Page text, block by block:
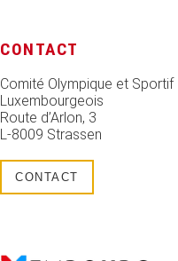
CONTACT
Comité Olympique et Sportif
Luxembourgeois
Route d’Arlon, 3
L-8009 Strassen
CONTACT